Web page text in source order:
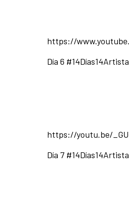
https://
Día 6
https://youtu.be/
Día 7